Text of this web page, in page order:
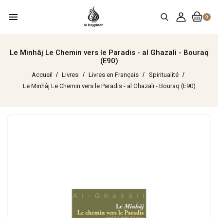
0
menu
Le Minhâj Le Chemin vers le Paradis - al Ghazali - Bouraq
(E90)
Accueil Livres Livres en Français
Spiritualité
Le Minhâj Le Chemin vers le Paradis - al Ghazali - Bouraq (E90)